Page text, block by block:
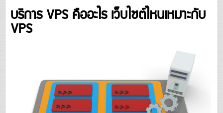
บริการ VPS คืออะไร เว็บไซต์ไหนเหมาะกับ
VPS